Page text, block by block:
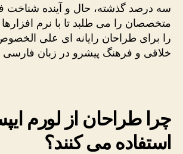
سه درصد گذشته، حال و آینده شناخت
متخصصان را می طلبد تا با نرم
را برای طراحان رایانه ای علی
خلاقی و فرهنگ پیشرو در زبان فارسی
چرا طراحان از لورم
استفاده می کنند؟